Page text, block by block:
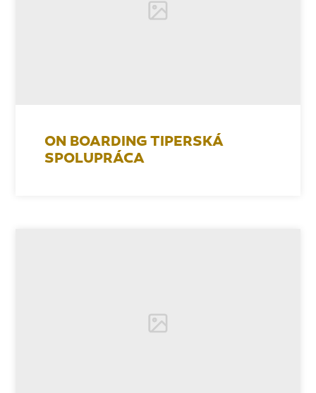
ON BOARDING TIPERSKÁ
SPOLUPRÁCA